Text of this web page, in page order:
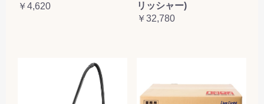
￥4,620
リッシャー)
￥32,780